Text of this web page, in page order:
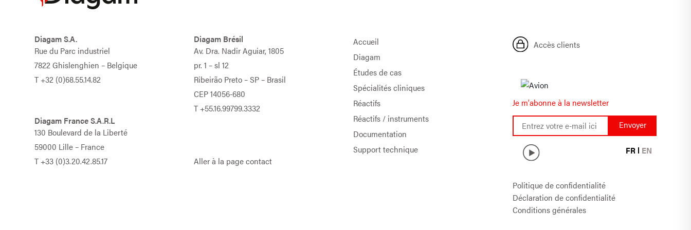
Diagam S.A.
Rue du Parc industriel
7822 Ghislenghien – Belgique
T+32 (0)68.55.14.82
Diagam France S.A.R.L
130 Boulevard de la Liberté
59000 Lille – France
T+33 (0)3.20.42.85.17
Diagam Brésil
Av. Dra. Nadir Aguiar, 1805
pr. 1 – sl 12
Ribeirão Preto – SP – Brasil
CEP 14056-680
T+55.16.99799.3332
Aller à la page contact
Accueil
Diagam
Études de cas
Spécialités cliniques
Réactifs
Réactifs / instruments
Documentation
Support technique
Accès clients
Je m’abonne à la newsletter
FR EN
Politique de confidentialité
Déclaration de confidentialité
Conditions générales